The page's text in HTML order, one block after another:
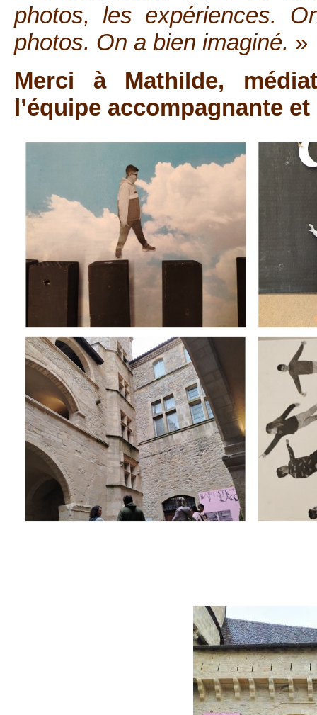
photos, les expériences.
photos. On a bien imaginé. »
Merci à Mathilde,
l’équipe accompagnante